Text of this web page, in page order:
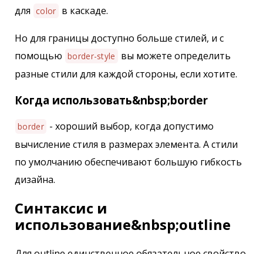
для color в каскаде.
Но для границы доступно больше стилей, и с
помощью border-style
вы можете определить
разные стили для каждой стороны, если хотите.
Когда использовать&nbsp;border
border - хороший выбор, когда допустимо
вычисление стиля в размерах элемента. А стили
по умолчанию обеспечивают большую гибкость
дизайна.
Синтаксис и
использование&nbsp;outline